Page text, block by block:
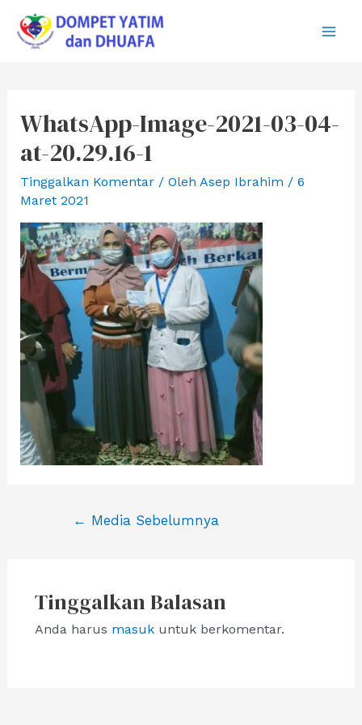
konten
WhatsApp-Image-2021-03-04-
at-20.29.16-1
Tinggalkan Komentar / Oleh Asep Ibrahim / 6
Maret 2021
Navigasi
← Media Sebelumnya
Tinggalkan Balasan
Anda harus masukuntuk berkomentar.